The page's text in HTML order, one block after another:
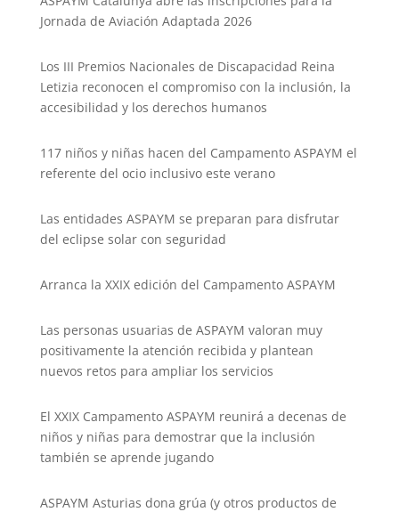
Jornada de Aviación Adaptada 2026
Los III Premios Nacionales de Discapacidad Reina
Letizia reconocen el compromiso con la inclusión, la
accesibilidad y los derechos humanos
117 niños y niñas hacen del Campamento ASPAYM el
referente del ocio inclusivo este verano
Las entidades ASPAYM se preparan para disfrutar
del eclipse solar con seguridad
Arranca la XXIX edición del Campamento ASPAYM
Las personas usuarias de ASPAYM valoran muy
positivamente la atención recibida y plantean
nuevos retos para ampliar los servicios
El XXIX Campamento ASPAYM reunirá a decenas de
niños y niñas para demostrar que la inclusión
también se aprende jugando
ASPAYM Asturias dona grúa (y otros productos de